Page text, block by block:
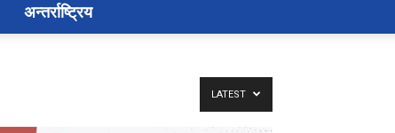
अन्तर्राष्ट्रिय
LATEST